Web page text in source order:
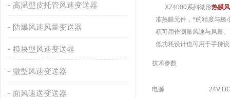
高温型皮托管风速变送器
防爆风速风量变送器
模块型风速变送器
微型风速变送器
面风速送变送器
XZ4000系列微形热膜
准热膜元件，*的精度与极
积可用作测量风速与风量
低功耗设计也可用于手持
技术参数
电源 24V